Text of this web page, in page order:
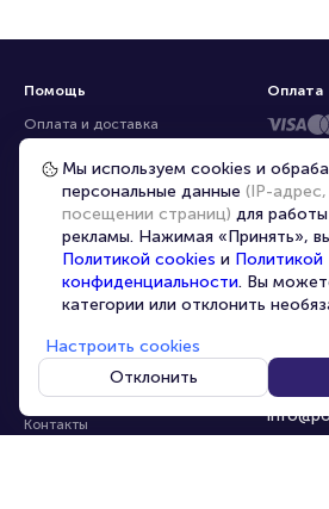
Помощь
Оплата и доставка
Частые вопросы
Перепродажа билетов
Организаторам
Корпоративным клиентам
VIP-билеты
Персональные данные
О компании
Контакты
8-800-
8-499-
С 10:00
Оплата
Мы используем cookies и
персональные данные (IP-
посещении страниц) для
рекламы. Нажимая «Принять»,
Политикой cookies и Политикой
конфиденциальности. Вы
категории или отклонить
Настроить cookies
Отклонить